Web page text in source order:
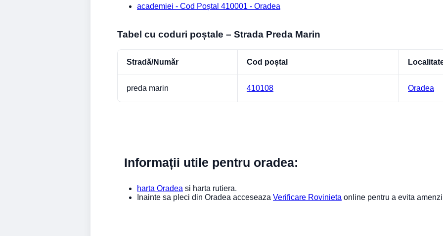
academiei - Cod Poștal 410001 - Oradea
Tabel cu coduri poștale – Strada Preda Marin
Stradă/Număr Cod poștal
preda marin 410108 Oradea
Informații utile pentru oradea:
harta Oradea si harta rutiera.
Inainte sa pleci din Oradea acceseaza Verificare Rovinieta online pentru a evita